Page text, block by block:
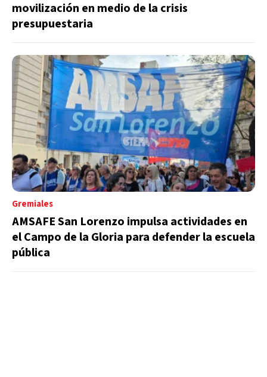
movilización en medio de la crisis
presupuestaria
Gremiales
AMSAFE San Lorenzo impulsa actividades en
el Campo de la Gloria para defender la escuela
pública